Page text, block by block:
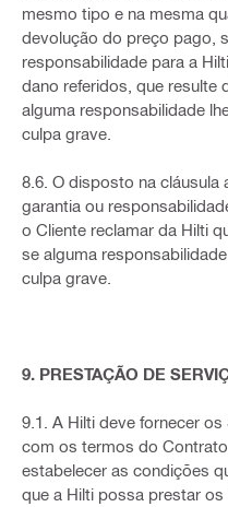
mesmo tipo e na mesma
devolução do preço pago,
responsabilidade para a
dano referidos, que resulte
alguma responsabilidade
culpa grave.
8.6. O disposto na cláusula
garantia ou
o Cliente reclamar da Hilti
se alguma
culpa grave.
9. PRESTAÇÃO DE
9.1. A Hilti deve fornecer
com os termos do
estabelecer as condições
que a Hilti possa prestar